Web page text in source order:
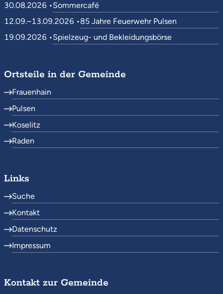
30.08.2026 •Sommercafé
12.09.–13.09.2026 •85 Jahre Feuerwehr Pulsen
19.09.2026 •Spielzeug- und Bekleidungsbörse
Ortsteile in der Gemeinde
Frauenhain
Pulsen
Koselitz
Raden
Links
Suche
Kontakt
Datenschutz
Impressum
Kontakt zur Gemeinde